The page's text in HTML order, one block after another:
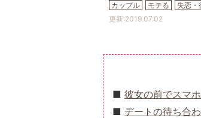
カップル モテる 失恋・
更新:2019.07.02
彼女の前でスマ
デートの待ち合